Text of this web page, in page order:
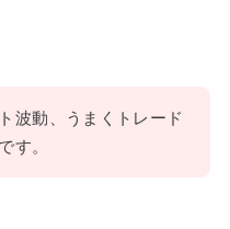
波動、うまくトレード
す。